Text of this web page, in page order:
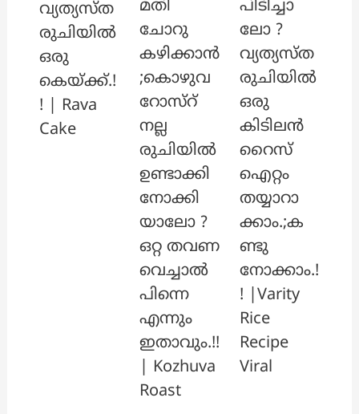
വ്യത്യസ്ത
രുചിയിൽ
ഒരു
കെയ്ക്ക്.!
! | Rava
Cake
മതി
ചോറു
കഴിക്കാൻ
;കൊഴുവ
റോസ്‌റ്
നല്ല
രുചിയിൽ
ഉണ്ടാക്കി
നോക്കി
യാലോ ?
ഒറ്റ തവണ
വെച്ചാൽ
പിന്നെ
എന്നും
ഇതാവും.!!
| Kozhuva
Roast
പിടിച്ചാ
ലോ ?
വ്യത്യസ്ത
രുചിയിൽ
ഒരു
കിടിലൻ
റൈസ്
ഐറ്റം
തയ്യാറാ
ക്കാം.;ക
ണ്ടു
നോക്കാം.!
! |Varity
Rice
Recipe
Viral